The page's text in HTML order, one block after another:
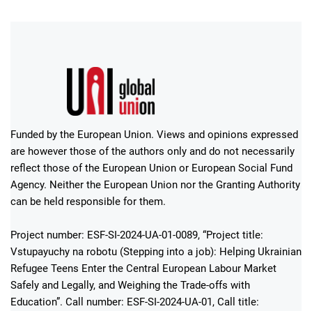
Funded by the European Union. Views and opinions expressed
are however those of the authors only and do not necessarily
reflect those of the European Union or European Social Fund
Agency. Neither the European Union nor the Granting Authority
can be held responsible for them.
Project number: ESF-SI-2024-UA-01-0089, “Project title:
Vstupayuchy na robotu (Stepping into a job): Helping Ukrainian
Refugee Teens Enter the Central European Labour Market
Safely and Legally, and Weighing the Trade-offs with
Education”. Call number: ESF-SI-2024-UA-01, Call title: